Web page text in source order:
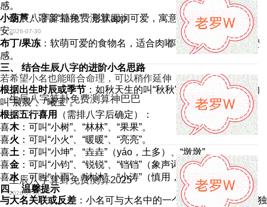
感。
小葫芦 ：谐音“福禄”，形状圆润可爱，寓意收纳福气，健康平
安。
布丁/果冻：软萌可爱的食物名，适合肉嘟嘟的宝宝，充满甜蜜
感。
三、 结合生辰八字的进阶小名思路
若希望小名也能暗合命理，可以稍作延伸：
根据出生时辰或季节 ：如秋天生的叫“秋秋”、“小禾”；早晨生的
叫“晨晨”、“曦宝”。
根据五行喜用
（需排八字后确定）：
喜木：可叫“小树”、“林林”、“果果”。
喜火 ：可叫“小火”、“暖暖”、“亮亮”。
喜土 ：可叫“小坤”、“垚垚”（yáo，土多）、“墩墩”。
喜金 ：可叫“小钧”、“锐锐”、“铛铛”（象声词，带金属感）。
喜水：可叫“小雨”、“沐沐”、“小涛”（慎用，参考生肖宜忌）。
四、 温馨提示
与大名关联或反差 ：小名可与大名中的一个字呼应，也可完全独
生辰八字算卦免费测算app
2026-07-30
生辰八字算卦免费测算神巴巴
2026-07-30
生辰八字算卦免费测算2025
2026-07-30